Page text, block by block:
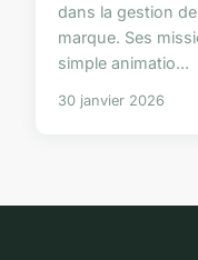
dans la gestion
marque. Ses
simple animatio...
30 janvier 2026